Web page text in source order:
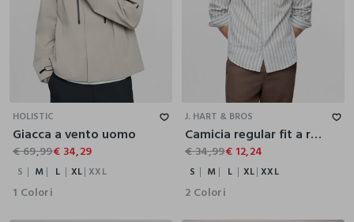
XXL
HOLISTIC
Giacca a vento uomo
€ 69,99€ 34,29
S M L XL XXL
1 Colori
XXL
J. HART & BROS
Camicia regular fit a righe con colletto button down uomo
€ 34,99€ 12,24
S M L XL XXL
2 Colori